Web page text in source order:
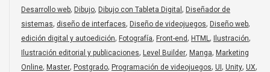
Desarrollo web, Dibujo, Dibujo con Tableta Digital , Diseñador de
sistemas, diseño de interfaces, Diseño de videojuegos, Diseño web,
edición digital y autoedición, Fotografía, Front-end, HTML, Ilustración,
Ilustración editorial y publicaciones, Level Builder, Manga, Marketing
Online, Master, Postgrado, Programación de videojuegos, UI , Unity, UX,